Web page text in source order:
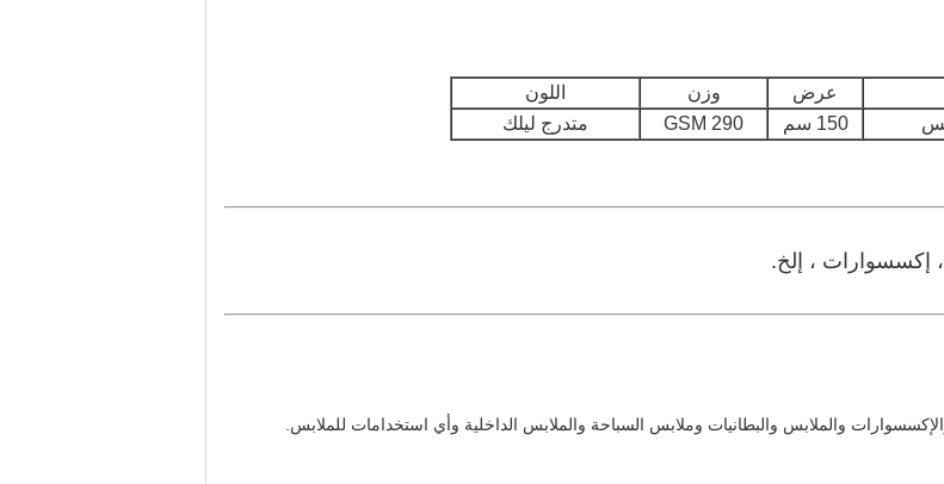
عرض وزن
اللون
150 سم 290 GSM متدرج ليلك
، إكسسوارات ، إلخ.
والملابس والبطانيات وملابس السباحة والملابس الداخلية وأي استخدامات للملابس.